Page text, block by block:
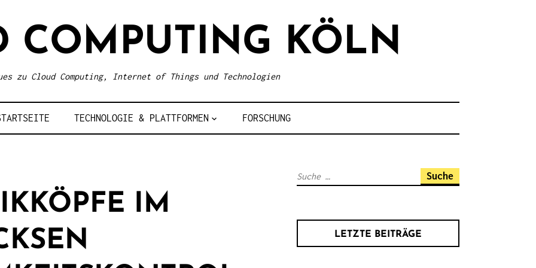
COMPUTING KÖLN
zu Cloud Computing, Internet of Things und Technologien
TECHNOLOGIE & PLATTFORMEN FORSCHUNG
IM
S
LETZTE BEITRÄGE